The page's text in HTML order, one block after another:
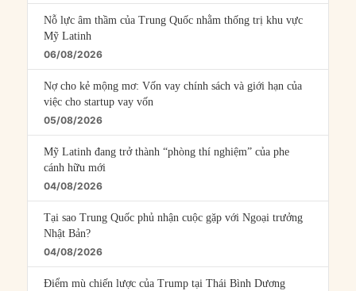
Nỗ lực âm thầm của Trung Quốc nhằm thống trị khu vực
Mỹ Latinh
06/08/2026
Nợ cho kẻ mộng mơ: Vốn vay chính sách và giới hạn của
việc cho startup vay vốn
05/08/2026
Mỹ Latinh đang trở thành “phòng thí nghiệm” của phe
cánh hữu mới
04/08/2026
Tại sao Trung Quốc phủ nhận cuộc gặp với Ngoại trưởng
Nhật Bản?
04/08/2026
Điểm mù chiến lược của Trump tại Thái Bình Dương